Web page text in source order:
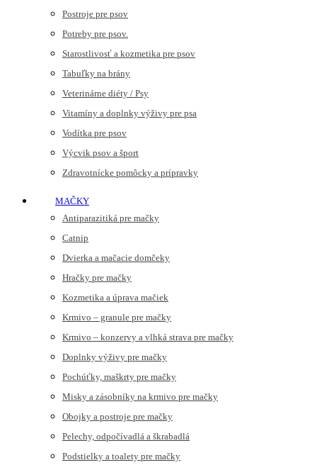
Postroje pre psov
Potreby pre psov.
Starostlivosť a kozmetika pre psov
Tabuľky na brány
Veterinárne diéty / Psy
Vitamíny a doplnky výživy pre psa
Vodítka pre psov
Výcvik psov a šport
Zdravotnícke pomôcky a prípravky
MAČKY
Antiparazitiká pre mačky
Catnip
Dvierka a mačacie domčeky
Hračky pre mačky
Kozmetika a úprava mačiek
Krmivo – granule pre mačky
Krmivo – konzervy a vlhká strava pre mačky
Doplnky výživy pre mačky
Pochúťky, maškrty pre mačky
Misky a zásobníky na krmivo pre mačky
Obojky a postroje pre mačky
Pelechy, odpočívadlá a škrabadlá
Podstielky a toalety pre mačky